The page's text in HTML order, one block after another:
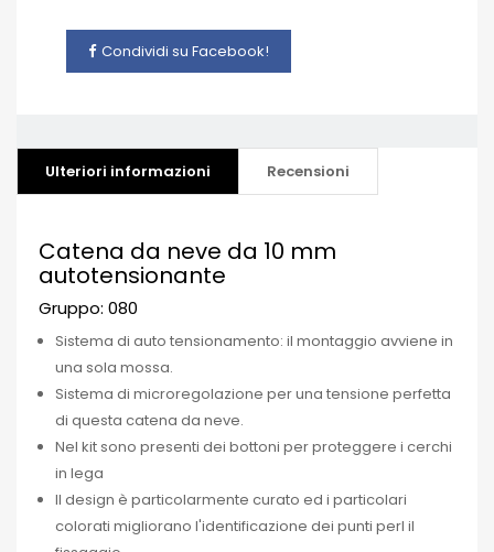
Condividi su Facebook!
Ulteriori informazioni Recensioni
Catena da neve da 10 mm
autotensionante
Gruppo: 080
Sistema di auto tensionamento: il montaggio avviene in
una sola mossa.
Sistema di microregolazione per una tensione perfetta
di questa catena da neve.
Nel kit sono presenti dei bottoni per proteggere i cerchi
in lega
Il design è particolarmente curato ed i particolari
colorati migliorano l'identificazione dei punti perl il